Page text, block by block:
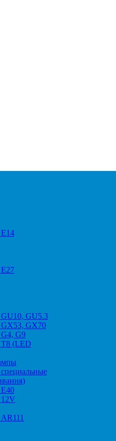
GU5.3
GX70
G9
(LED